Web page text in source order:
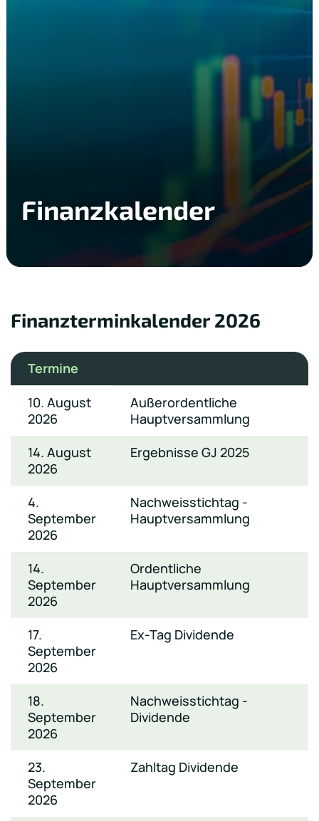
Finanzkalender
Finanzterminkalender 2026
Termine
10. August
2026
Außerordentliche
Hauptversammlung
14. August
2026
Ergebnisse GJ 2025
4.
September
2026
Nachweisstichtag -
Hauptversammlung
14.
September
2026
Ordentliche
Hauptversammlung
17.
September
2026
Ex-Tag Dividende
18.
September
2026
Nachweisstichtag -
Dividende
23.
September
2026
Zahltag Dividende